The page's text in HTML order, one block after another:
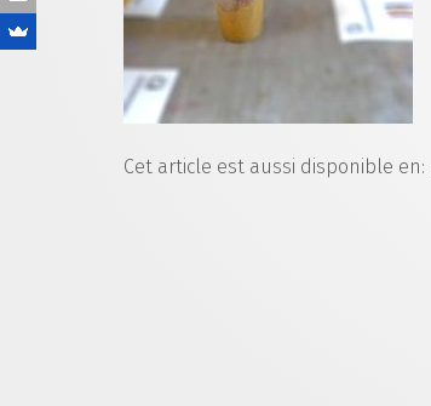
Cet article est aussi disponible en: